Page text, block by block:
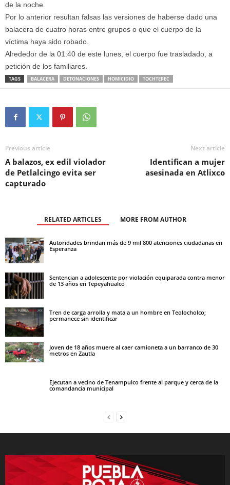
de la noche.
Por lo anterior resultan falsas las versiones de haberse dado una
balacera de cuatro horas entre grupos o que el cuerpo de la
víctima haya sido robado.
Alrededor de la 01:40 de este lunes, el cuerpo fue trasladado, a
petición de los familiares.
TAGS BALACERA DETONACIONES HOMICIDIO TOCHTEPEC
Previous article
A balazos, ex edil violador
de Petlalcingo evita ser
capturado
Next article
Identifican a mujer
asesinada en Atlixco
RELATED ARTICLES MORE FROM AUTHOR
Autoridades brindan más de 9 mil 800 atenciones ciudadanas en
Esperanza
Sentencian a adolescente por violación equiparada contra menor
de 13 años en Tepeyahualco
Tren de carga arrolla y mata a un hombre en Teolocholco;
permanece sin identificar
Joven de 18 años muere al caer camioneta a un barranco de 30
metros en Zautla
Ejecutan a vecino de Tenampulco frente al parque y cerca de la
comandancia municipal